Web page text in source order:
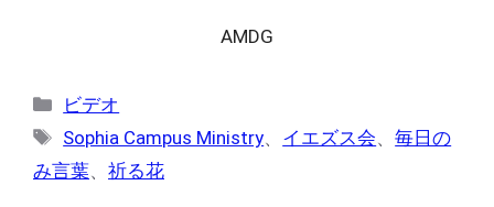
AMDG
カ
テ
リ
ビデオ
タ
グ
Sophia Campus Ministry、 イエズス会、毎日の
み言葉、 祈る花